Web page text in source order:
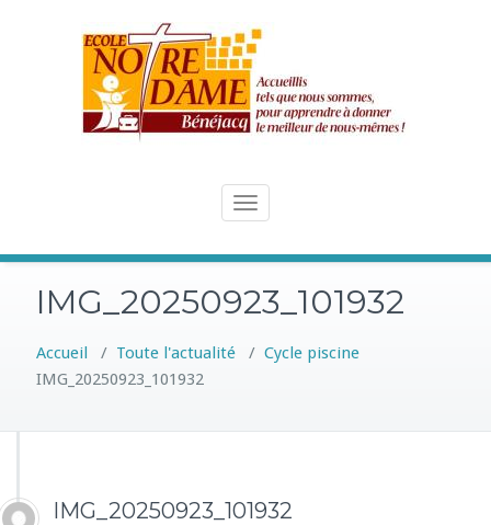
Toggle
IMG_20250923_101932
Accueil / Toute l'actualité / Cycle piscine
IMG_20250923_101932
IMG_20250923_101932